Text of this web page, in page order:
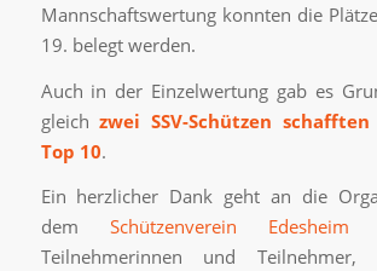
Mannschaftswertung konnten die
19. belegt werden.
Auch in der Einzelwertung gab es
gleichzwei SSV-Schützen
Top 10.
Ein herzlicher Dank geht an die
dem Schützenverein Edesheim
Teilnehmerinnen und